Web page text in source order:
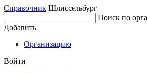
Справочник Шлиссельбург
Поиск по
Добавить
Организацию
Войти